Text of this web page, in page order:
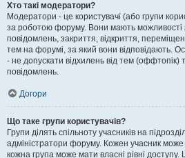
Хто такі модератори?
Модератори - це користувачі (або групи
за роботою форуму. Вони мають можливості
повідомлень, закриття, відкриття,
тем на форумі, за який вони відповідають.
- не допускати відхилень від тем
повідомлень.
Догори
Що таке групи користувачів?
Групи ділять спільноту учасників на
адміністратори форуму. Кожен учасник може
кожна група може мати власні рівні